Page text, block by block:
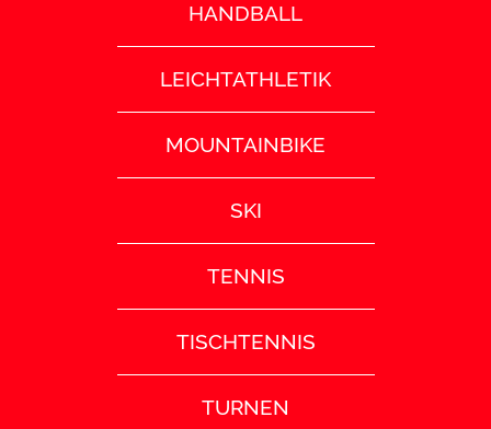
HANDBALL
LEICHTATHLETIK
MOUNTAINBIKE
SKI
TENNIS
TISCHTENNIS
TURNEN